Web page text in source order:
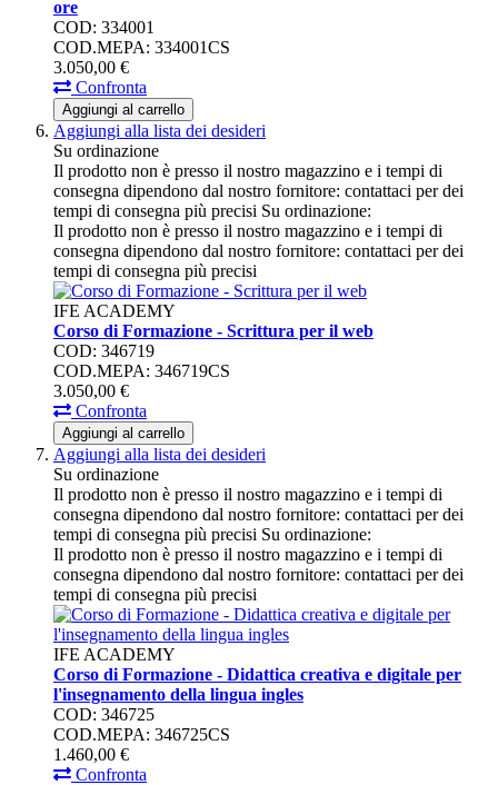
ore
COD: 334001
COD.MEPA: 334001CS
3.050,00 €
Confronta
Aggiungi al carrello
Aggiungi alla lista dei desideri
Su ordinazione
Il prodotto non è presso il nostro magazzino e i tempi di
consegna dipendono dal nostro fornitore: contattaci per dei
tempi di consegna più precisi Su ordinazione:
Il prodotto non è presso il nostro magazzino e i tempi di
consegna dipendono dal nostro fornitore: contattaci per dei
tempi di consegna più precisi
IFE ACADEMY
Corso di Formazione - Scrittura per il web
COD: 346719
COD.MEPA: 346719CS
3.050,00 €
Confronta
Aggiungi al carrello
Aggiungi alla lista dei desideri
Su ordinazione
Il prodotto non è presso il nostro magazzino e i tempi di
consegna dipendono dal nostro fornitore: contattaci per dei
tempi di consegna più precisi Su ordinazione:
Il prodotto non è presso il nostro magazzino e i tempi di
consegna dipendono dal nostro fornitore: contattaci per dei
tempi di consegna più precisi
IFE ACADEMY
Corso di Formazione - Didattica creativa e digitale per
l'insegnamento della lingua ingles
COD: 346725
COD.MEPA: 346725CS
1.460,00 €
Confronta